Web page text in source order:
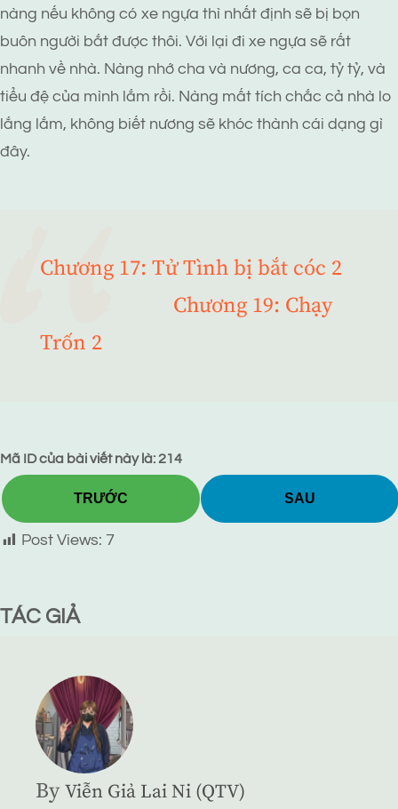
nàng nếu không có xe ngựa thì nhất định sẽ bị bọn
buôn người bắt được thôi. Với lại đi xe ngựa sẽ rất
nhanh về nhà. Nàng nhớ cha và nương, ca ca, tỷ tỷ, và
tiểu đệ của mình lắm rồi. Nàng mất tích chắc cả nhà lo
lắng lắm, không biết nương sẽ khóc thành cái dạng gì
đây.
Chương 17: Tử Tình bị bắt cóc 2
Chương 19: Chạy
Trốn 2
Mã ID của bài viết này là: 214
TRƯỚC SAU
Post Views: 7
TÁC GIẢ
By Viễn Giả Lai Ni (QTV)